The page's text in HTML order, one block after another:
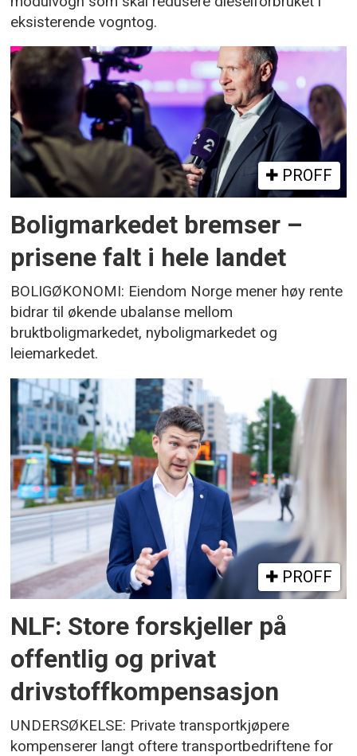
eksisterende vogntog.
PROFF
Boligmarkedet bremser –
prisene falt i hele landet
BOLIGØKONOMI: Eiendom Norge mener høy rente
bidrar til økende ubalanse mellom
bruktboligmarkedet, nyboligmarkedet og
leiemarkedet.
PROFF
NLF: Store forskjeller på
offentlig og privat
drivstoffkompensasjon
UNDERSØKELSE: Private transportkjøpere
kompenserer langt oftere transportbedriftene for